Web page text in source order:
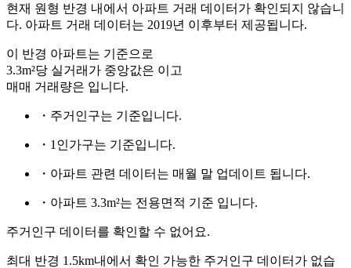
현재 원형 반경 내에서 아파트 거래 데이터가 확인되지 않습니
다. 아파트 거래 데이터는 2019년 이후부터 제공됩니다.
이 반경 아파트는 기준으로
3.3m²당 실거래가 중앙값은 이고
매매 거래량은 입니다.
・주거인구는 기준입니다.
・1인가구는 기준입니다.
・아파트 관련 데이터는 매월 말 업데이트 됩니다.
・아파트 3.3m²는 전용면적 기준 입니다.
주거인구 데이터를 확인할 수 없어요.
최대 반경 1.5km내에서 확인 가능한 주거인구 데이터가 없습